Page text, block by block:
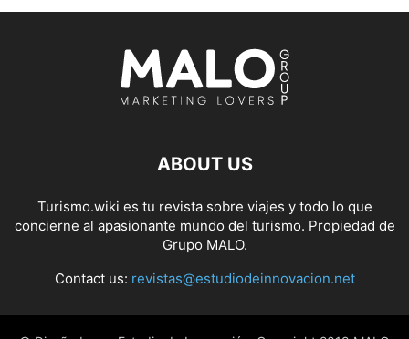
ABOUT US
Turismo.wiki es tu revista sobre viajes y todo lo que
concierne al apasionante mundo del turismo. Propiedad de
Grupo MALO.
Contact us: revistas@estudiodeinnovacion.net